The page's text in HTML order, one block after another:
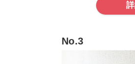
No.3